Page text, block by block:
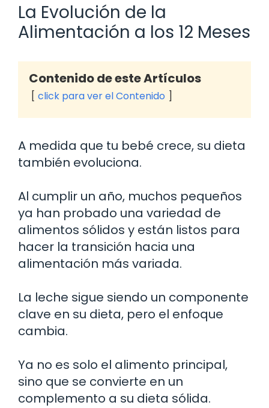
La Evolución de la
Alimentación a los 12 Meses
Contenido de este Artículos
click para ver el Contenido
A medida que tu bebé crece, su dieta
también evoluciona.
Al cumplir un año, muchos pequeños
ya han probado una variedad de
alimentos sólidos y están listos para
hacer la transición hacia una
alimentación más variada.
La leche sigue siendo un componente
clave en su dieta, pero el enfoque
cambia.
Ya no es solo el alimento principal,
sino que se convierte en un
complemento a su dieta sólida.